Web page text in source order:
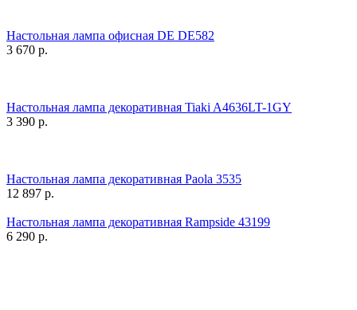
Настольная лампа офисная DE DE582
3 670 р.
Настольная лампа декоративная Tiaki A4636LT-1GY
3 390 р.
Настольная лампа декоративная Paola 3535
12 897 р.
Настольная лампа декоративная Rampside 43199
6 290 р.